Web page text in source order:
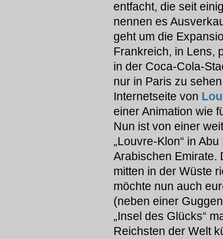
entfacht, die seit
nennen es
geht um die
Frankreich, in Lens,
in der Coca-Cola-
nur in Paris zu
Internetseite von
einer Animation wie
Nun ist von einer
„Louvre-Klon“ in
Arabischen Emirate.
mitten in der Wüste
möchte nun auch
(neben einer
„Insel des Glücks“
Reichsten der Welt